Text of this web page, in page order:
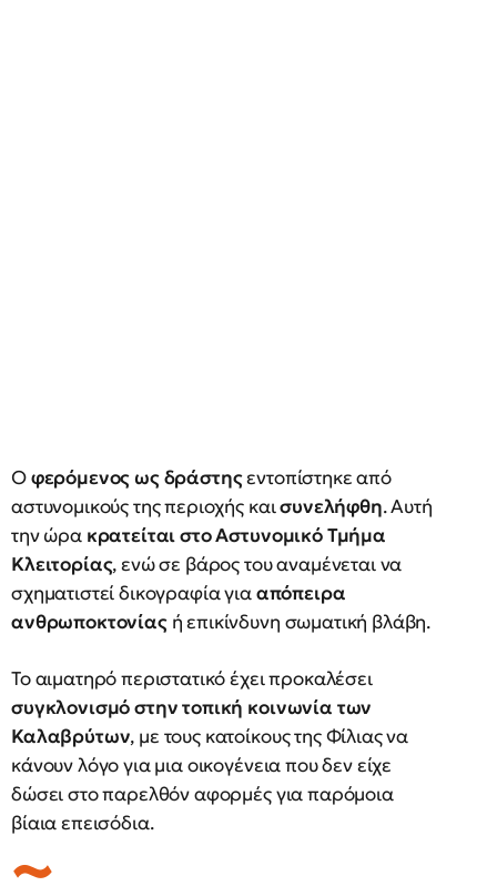
Οφερόμενος ως δράστηςεντοπίστηκε από
αστυνομικούς της περιοχής καισυνελήφθη. Αυτή
την ώρα κρατείται στο Αστυνομικό Τμήμα
Κλειτορίας, ενώ σε βάρος του αναμένεται να
σχηματιστεί δικογραφία γιααπόπειρα
ανθρωποκτονίαςή επικίνδυνη σωματική βλάβη.
Το αιματηρό περιστατικό έχει προκαλέσει
συγκλονισμό στην τοπική κοινωνία των
Καλαβρύτων, με τους κατοίκους της Φίλιας να
κάνουν λόγο για μια οικογένεια που δεν είχε
δώσει στο παρελθόν αφορμές για παρόμοια
βίαια επεισόδια.